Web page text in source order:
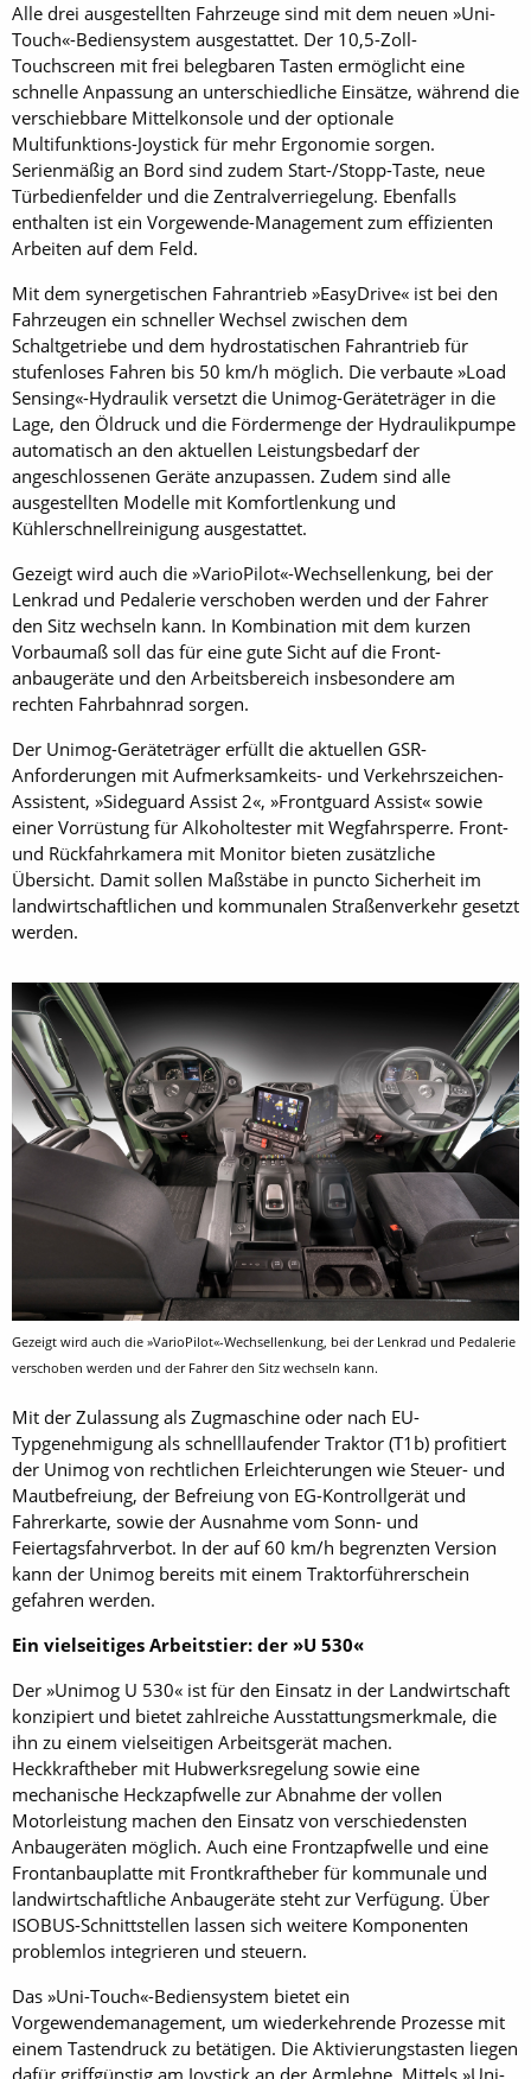
Alle drei ausgestellten Fahrzeuge sind mit dem neuen »Uni-
Touch«-Bediensystem ausgestattet. Der 10,5-Zoll-
Touchscreen mit frei belegbaren Tasten ermöglicht eine
schnelle Anpassung an unterschiedliche Einsätze, während die
verschiebbare Mittelkonsole und der optionale
Multifunktions-Joystick für mehr Ergonomie sorgen.
Serienmäßig an Bord sind zudem Start-/Stopp-Taste, neue
Türbedienfelder und die Zentralverriegelung. Ebenfalls
enthalten ist ein Vorgewende-Management zum effizienten
Arbeiten auf dem Feld.
Mit dem synergetischen Fahrantrieb »Easy­Drive« ist bei den
Fahrzeugen ein schneller Wechsel zwischen dem
Schaltgetriebe und dem hydrostatischen Fahrantrieb für
stufenloses Fahren bis 50 km/h möglich. Die verbaute »Load
Sensing«-Hydraulik versetzt die Unimog-Geräteträger in die
Lage, den Öldruck und die Fördermenge der Hydraulikpumpe
automatisch an den aktuellen Leistungsbedarf der
angeschlossenen Geräte anzupassen. Zudem sind alle
ausgestellten Modelle mit Komfort­lenkung und
Kühlerschnellreinigung ausgestattet.
Gezeigt wird auch die »Vario­Pilot«-Wechsel­lenkung, bei der
Lenkrad und Pedalerie verschoben werden und der Fahrer
den Sitz wechseln kann. In Kombination mit dem kurzen
Vorbaumaß soll das für eine gute Sicht auf die Front­
anbaugeräte und den Arbeitsbereich insbesondere am
rechten Fahrbahnrad sorgen.
Der Unimog-Geräteträger erfüllt die aktuellen GSR-
Anforderungen mit Aufmerksamkeits- und Verkehrszeichen-
Assistent, »Sideguard Assist 2«, »Front­guard Assist« sowie
einer Vorrüstung für Alkoholtester mit Wegfahrsperre. Front-
und Rückfahrkamera mit Monitor bieten zusätzliche
Übersicht. Damit sollen Maßstäbe in puncto Sicherheit im
landwirtschaftlichen und kommunalen Straßenverkehr gesetzt
werden.
Gezeigt wird auch die »Vario­Pilot«-Wechsellenkung, bei der Lenkrad und Pedalerie
verschoben werden und der Fahrer den Sitz wechseln kann.
Mit der Zulassung als Zugmaschine oder nach EU-
Typgenehmigung als schnelllaufender Traktor (T1b) profitiert
der Unimog von rechtlichen Erleichterungen wie Steuer- und
Mautbefreiung, der Befreiung von EG-Kontrollgerät und
Fahrerkarte, sowie der Ausnahme vom Sonn- und
Feiertagsfahrverbot. In der auf 60 km/h begrenzten Version
kann der Unimog bereits mit einem Traktorführerschein
gefahren werden.
Ein vielseitiges Arbeitstier: der »U 530«
Der »Unimog U 530« ist für den Einsatz in der Landwirtschaft
konzipiert und bietet zahlreiche Ausstattungsmerkmale, die
ihn zu einem vielseitigen Arbeitsgerät machen.
Heckkraftheber mit Hubwerksregelung sowie eine
mechanische Heckzapfwelle zur Abnahme der vollen
Motorleistung machen den Einsatz von verschiedensten
Anbaugeräten möglich. Auch eine Frontzapfwelle und eine
Front­anbauplatte mit Frontkraftheber für kommunale und
landwirtschaftliche Anbaugeräte steht zur Verfügung. Über
ISOBUS-Schnittstellen lassen sich weitere Komponenten
problemlos integrieren und steuern.
Das »Uni-Touch«-Bediensystem bietet ein
Vorgewendemanagement, um wiederkehrende Prozesse mit
einem Tastendruck zu betätigen. Die Aktivierungstasten liegen